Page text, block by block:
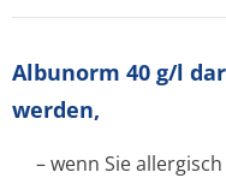
Albunorm 40 g/l
werden,
– wenn Sie